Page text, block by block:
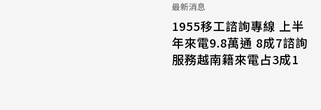
最新消息
1955移工諮詢專線 上半
年來電9.8萬通 8成7諮詢
服務越南籍來電占3成1